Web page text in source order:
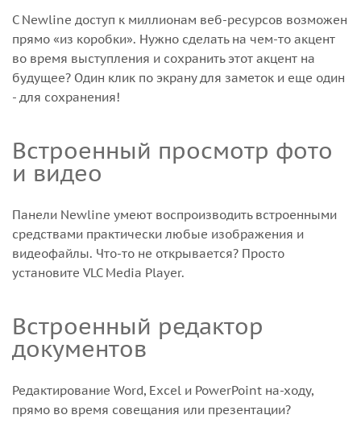
С Newline доступ к миллионам веб-ресурсов возможен
прямо «из коробки». Нужно сделать на чем-то акцент
во время выступления и сохранить этот акцент на
будущее? Один клик по экрану для заметок и еще один
- для сохранения!
Встроенный просмотр фото
и видео
Панели Newline умеют воспроизводить встроенными
средствами практически любые изображения и
видеофайлы. Что-то не открывается? Просто
установите VLC Media Player.
Встроенный редактор
документов
Редактирование Word, Excel и PowerPoint на-ходу,
прямо во время совещания или презентации?